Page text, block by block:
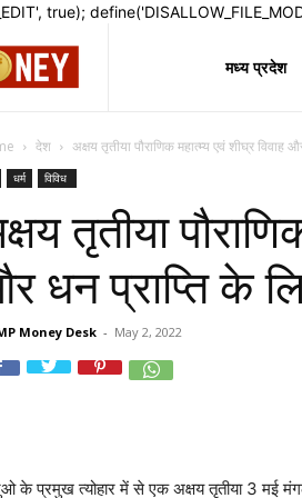
true);
मध्य प्रदेश
देश अक्षय तृतीया पौराणिक महात्म्य एवं शीघ्र विवाह
धर्म विविध
तृतीया
धन प्राप्ति के
Money Desk - May 2, 2022
के प्रमुख त्योहार में से एक अक्षय तृतीया 3 मई